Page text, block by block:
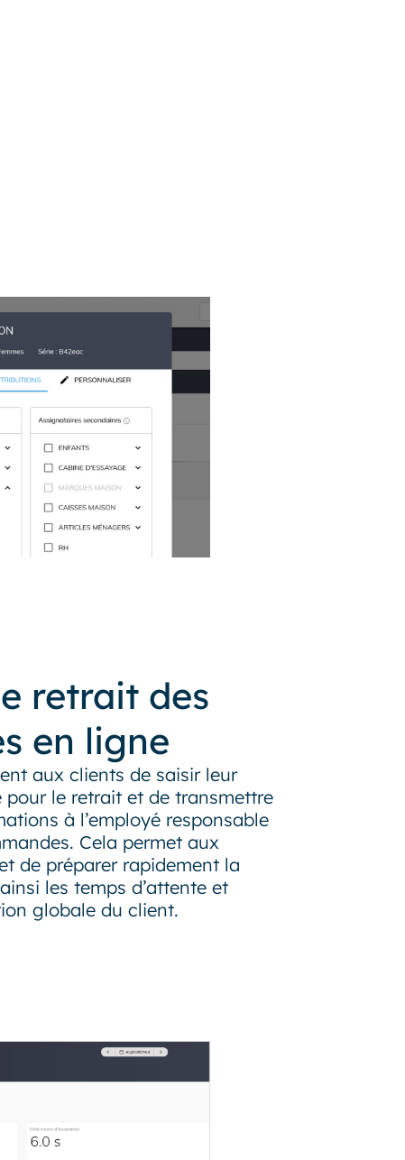
retrait des
en ligne
aux clients de saisir leur
pour le retrait et de transmettre
à l’employé responsable
Cela permet aux
de préparer rapidement la
les temps d’attente et
globale du client.